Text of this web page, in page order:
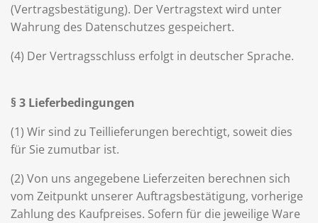
(Vertragsbestätigung). Der Vertragstext wird unter
Wahrung des Datenschutzes gespeichert.
(4) Der Vertragsschluss erfolgt in deutscher Sprache.
§ 3 Lieferbedingungen
(1) Wir sind zu Teillieferungen berechtigt, soweit dies
für Sie zumutbar ist.
(2) Von uns angegebene Lieferzeiten berechnen sich
vom Zeitpunkt unserer Auftragsbestätigung, vorherige
Zahlung des Kaufpreises. Sofern für die jeweilige Ware